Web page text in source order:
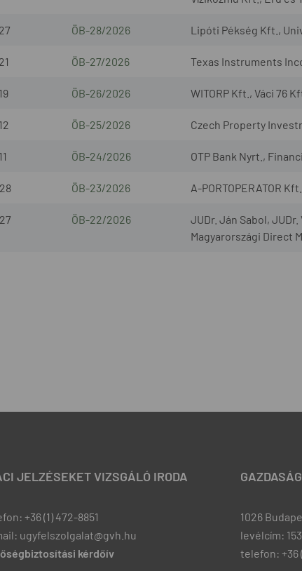
ÖB-28/2026 Lipóti Pékség Kft.,
ÖB-27/2026 Texas Instruments
ÖB-26/2026 WITORP Kft., Váci 76
ÖB-25/2026 Czech Property
ÖB-24/2026 OTP Bank Nyrt.,
ÖB-23/2026 A-PORTOPERATOR
ÖB-22/2026
JUDr. Ján Sabol,
Magyarországi Direct
JELZÉSEKET VIZSGÁLÓ IRODA
+36 (1) 472-8851
ugyfelszolgalat@gvh.hu
kérdőív
1026
levélcím:
telefon: +36